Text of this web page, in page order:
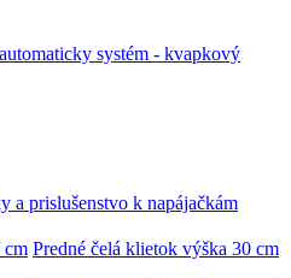
systém - kvapkový
a prislušenstvo k napájačkám
Predné čelá klietok výška 30 cm